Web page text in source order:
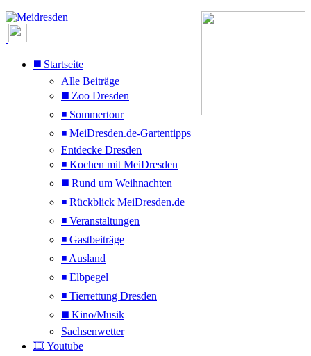
◼️ Startseite
Alle Beiträge
◼️ Zoo Dresden
◾ Sommertour
◾ MeiDresden.de-Gartentipps
Entdecke Dresden
◾ Kochen mit MeiDresden
◼️ Rund um Weihnachten
◾ Rückblick MeiDresden.de
◾ Veranstaltungen
◾ Gastbeiträge
◾ Ausland
◾ Elbpegel
◾ Tierrettung Dresden
◼️ Kino/Musik
Sachsenwetter
🎞️ Youtube